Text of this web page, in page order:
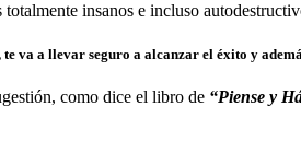
insanos e incluso
va a llevar seguro a alcanzar el éxito y
como dice el libro de “Piense y